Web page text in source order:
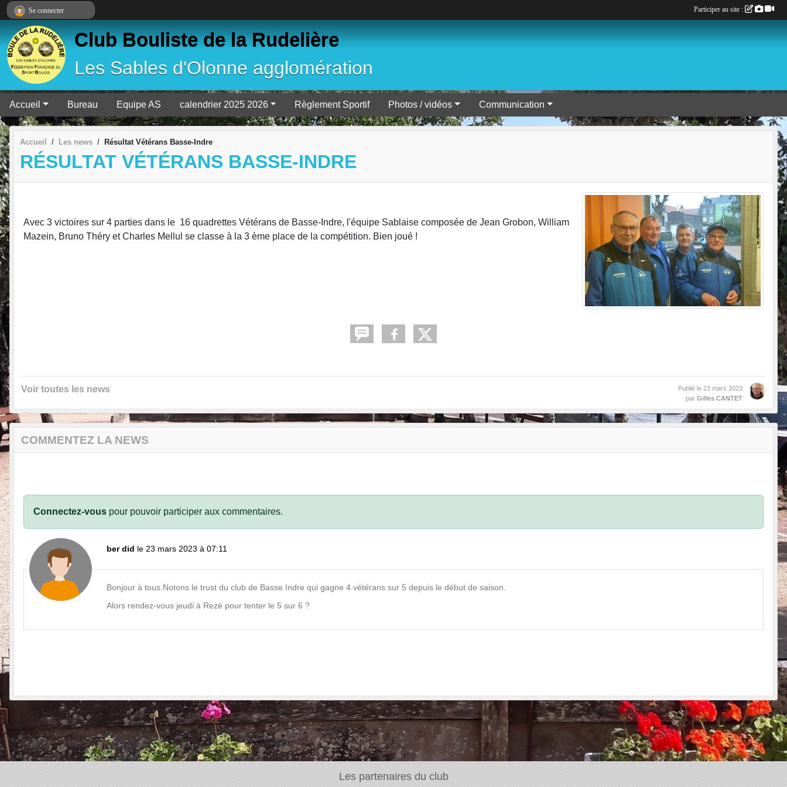
Club Bouliste de la Rudelière
Les Sables d'Olonne agglomération
Accueil Bureau Equipe AS calendrier 2025 2026 Règlement Sportif Photos / vidéos Communication
Accueil Les news Résultat Vétérans Basse-Indre
RÉSULTAT VÉTÉRANS BASSE-INDRE
Avec 3 victoires sur 4 parties dans le 16 quadrettes Vétérans de Basse-Indre, l'équipe Sablaise composée de Jean Grobon, William
Mazein, Bruno Théry et Charles Mellul se classe à la 3 ème place de la compétition. Bien joué !
Voir toutes les news Publié le 23 mars 2023
par Gilles CANTET
COMMENTEZ LA NEWS
Connectez-vous pour pouvoir participer aux commentaires.
ber did le 23 mars 2023 à 07:11
Bonjour à tous.Notons le trust du club de Basse Indre qui gagne 4 vétérans sur 5 depuis le début de saison.
Alors rendez-vous jeudi à Rezé pour tenter le 5 sur 6 ?
Les partenaires du club
Se connecter Participer au site :
Panneau de gestion des cookies